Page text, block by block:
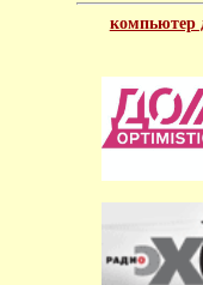
компьютер